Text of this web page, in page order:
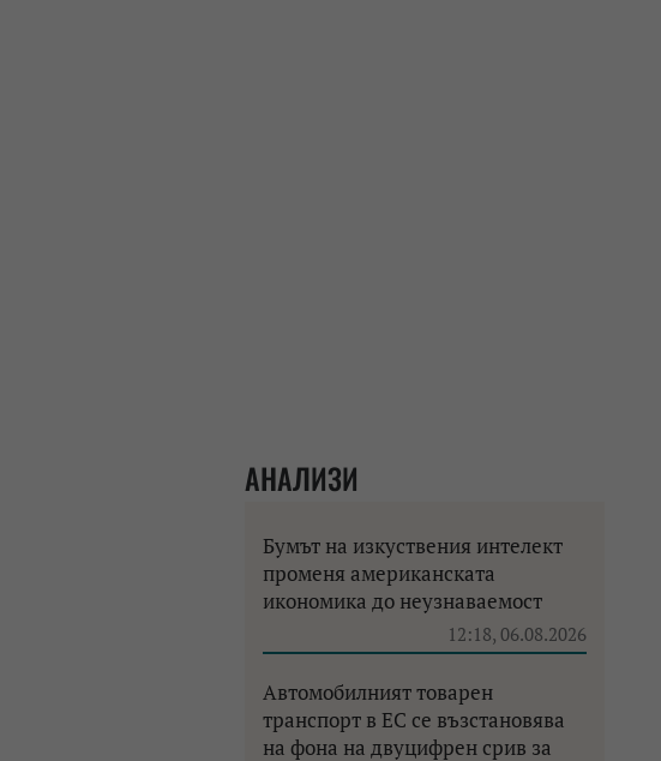
АНАЛИЗИ
Бумът на изкуствения интелект
променя американската
икономика до неузнаваемост
12:18, 06.08.2026
Автомобилният товарен
транспорт в ЕС се възстановява
на фона на двуцифрен срив за